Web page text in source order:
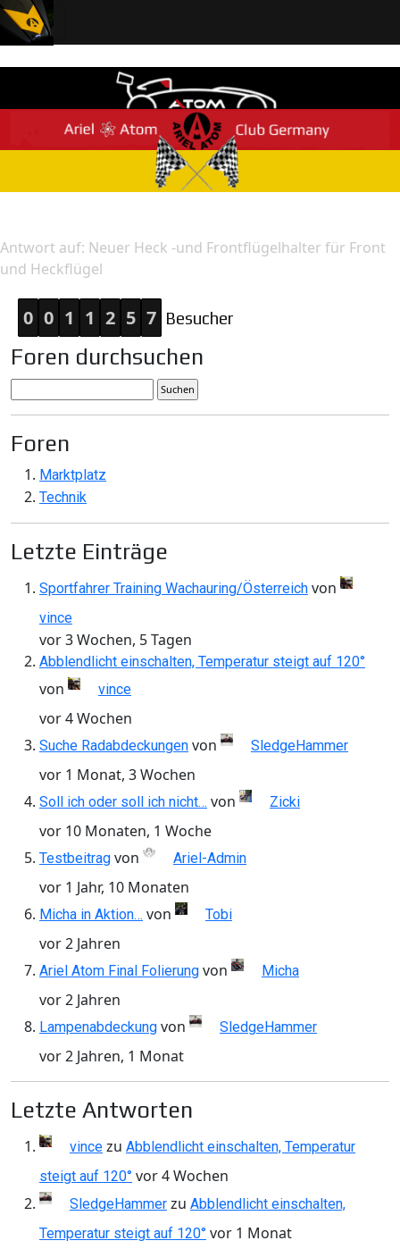
Antwort auf: Neuer Heck -und Frontflügelhalter für Front
und Heckflügel
0 0 1 1 2 5 7 Besucher
Foren durchsuchen
Foren
Marktplatz
Technik
Letzte Einträge
Sportfahrer Training Wachauring/Österreich von
vince
vor 3 Wochen, 5 Tagen
Abblendlicht einschalten, Temperatur steigt auf 120°
von vince
vor 4 Wochen
Suche Radabdeckungen von SledgeHammer
vor 1 Monat, 3 Wochen
Soll ich oder soll ich nicht… von Zicki
vor 10 Monaten, 1 Woche
Testbeitrag von Ariel-Admin
vor 1 Jahr, 10 Monaten
Micha in Aktion… von Tobi
vor 2 Jahren
Ariel Atom Final Folierung von Micha
vor 2 Jahren
Lampenabdeckung von SledgeHammer
vor 2 Jahren, 1 Monat
Letzte Antworten
vince zu Abblendlicht einschalten, Temperatur
steigt auf 120° vor 4 Wochen
SledgeHammer zu Abblendlicht einschalten,
Temperatur steigt auf 120° vor 1 Monat